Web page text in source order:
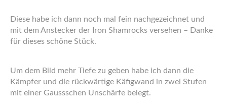
Diese habe ich dann noch mal fein nachgezeichnet und
mit dem Anstecker der Iron Shamrocks versehen – Danke
für dieses schöne Stück.
Um dem Bild mehr Tiefe zu geben habe ich dann die
Kämpfer und die rückwärtige Käfigwand in zwei Stufen
mit einer Gaussschen Unschärfe belegt.